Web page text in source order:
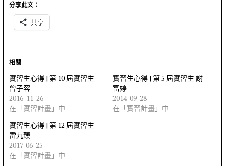
分享此文：
共享
相關
實習生心得 | 第 10 屆實習生
曾子容
2016-11-26
在「實習計畫」中
實習生心得 | 第 5 屆實習生 謝
富婷
2014-09-28
在「實習計畫」中
實習生心得 | 第 12 屆實習生
雷九臻
2017-06-25
在「實習計畫」中